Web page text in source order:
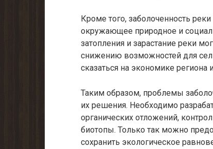
Кроме того, заболоченность
окружающее природное и
затопления и зарастание реки
снижению возможностей для
сказаться на экономике региона
Таким образом, проблемы
их решения. Необходимо
органических отложений,
биотопы. Только так можно
сохранить экологическое